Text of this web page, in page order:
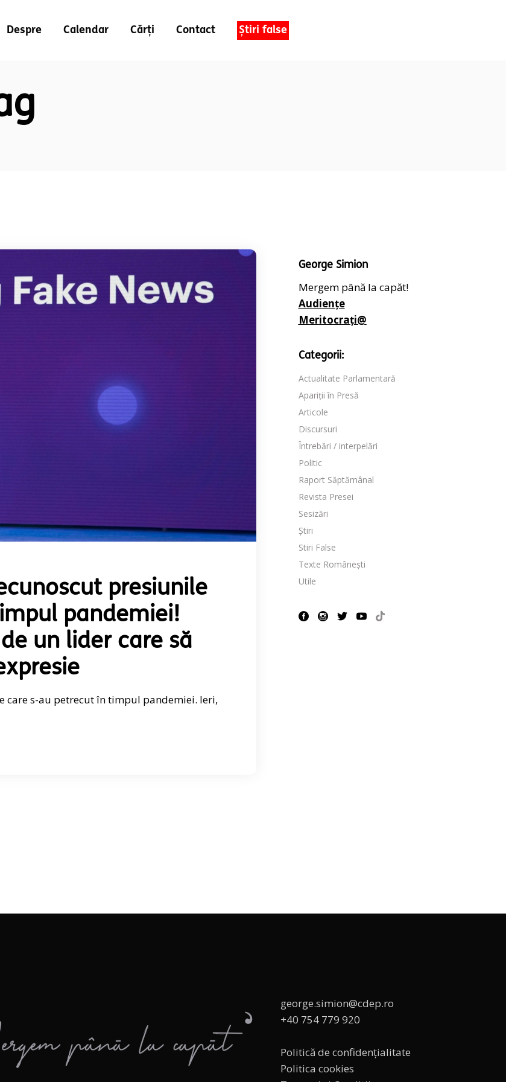
Despre Calendar Cărți Contact Știri false
presiunile
pandemiei!
un lider care să
care s-au petrecut în timpul pandemiei. Ieri,
George Simion
Mergem până la capăt!
Audiențe
Meritocrați@
Categorii:
Actualitate Parlamentară
Apariții în Presă
Articole
Discursuri
Întrebări / interpelări
Politic
Raport Săptămânal
Revista Presei
Sesizări
Știri
Stiri False
Texte Românești
Utile
george.simion@cdep.ro
+40 754 779 920
Politică de confidențialitate
Politica cookies